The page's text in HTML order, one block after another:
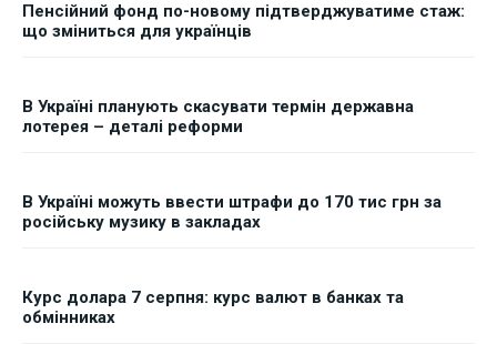
Пенсійний фонд по-новому підтверджуватиме стаж:
що зміниться для українців
В Україні планують скасувати термін державна
лотерея – деталі реформи
В Україні можуть ввести штрафи до 170 тис грн за
російську музику в закладах
Курс долара 7 серпня: курс валют в банках та
обмінниках